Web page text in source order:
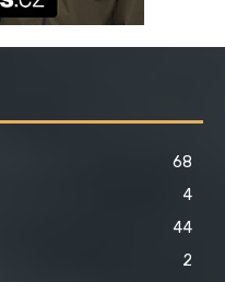
68
4
44
2